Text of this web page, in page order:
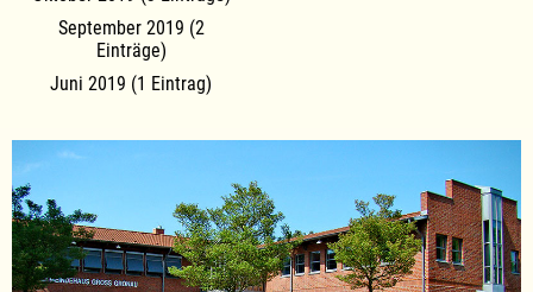
September 2019 (2
Einträge)
Juni 2019 (1 Eintrag)